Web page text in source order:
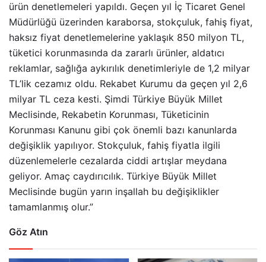
ürün denetlemeleri yapıldı. Geçen yıl İç Ticaret Genel
Müdürlüğü üzerinden karaborsa, stokçuluk, fahiş fiyat,
haksız fiyat denetlemelerine yaklaşık 850 milyon TL,
tüketici korunmasında da zararlı ürünler, aldatıcı
reklamlar, sağlığa aykırılık denetimleriyle de 1,2 milyar
TL’lik cezamız oldu. Rekabet Kurumu da geçen yıl 2,6
milyar TL ceza kesti. Şimdi Türkiye Büyük Millet
Meclisinde, Rekabetin Korunması, Tüketicinin
Korunması Kanunu gibi çok önemli bazı kanunlarda
değişiklik yapılıyor. Stokçuluk, fahiş fiyatla ilgili
düzenlemelerle cezalarda ciddi artışlar meydana
geliyor. Amaç caydırıcılık. Türkiye Büyük Millet
Meclisinde bugün yarın inşallah bu değişiklikler
tamamlanmış olur.”
Göz Atın